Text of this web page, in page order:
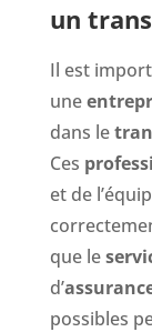
un
Il est
une
dans le
Ces
et de
que le
d’
possibles